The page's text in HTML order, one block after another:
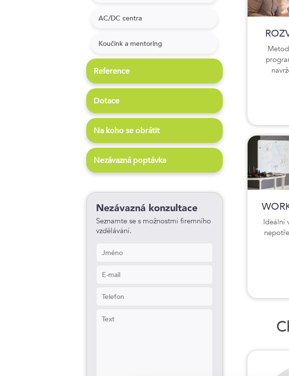
AC/DC centra
Koučink a mentoring
Reference
Dotace
Na koho se obrátit
Nezávazná poptávka
Nezávazná konzultace
Seznamte se s možnostmi firemního
vzdělávání.
Ideální